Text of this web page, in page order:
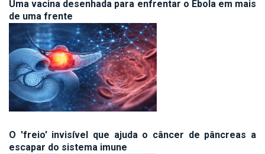
Uma vacina desenhada para enfrentar o Ebola em mais
de uma frente
O 'freio' invisível que ajuda o câncer de pâncreas a
escapar do sistema imune